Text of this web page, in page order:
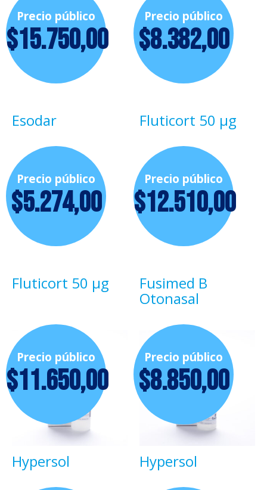
Precio público
$15.750,00
Esodar
Precio público
$8.382,00
Fluticort 50 µg
Precio público
$5.274,00
Fluticort 50 µg
Precio público
$12.510,00
Fusimed B
Otonasal
Precio público
$11.650,00
Hypersol
Precio público
$8.850,00
Hypersol